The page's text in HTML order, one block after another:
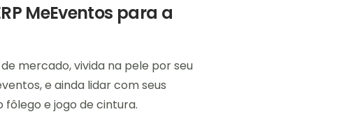
MeEventos para a
mercado, vivida na pele por seu
e ainda lidar com seus
e jogo de cintura.